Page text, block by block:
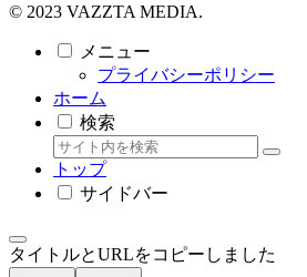
© 2023 VAZZTA MEDIA.
メニュー
プライバシーポリシー
ホーム
検索
トップ
サイドバー
タイトルとURLをコピーしました